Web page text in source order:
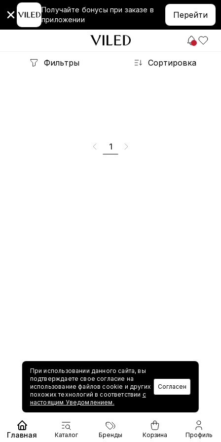
Получайте бонусы при заказе в
приложении
Перейти
Фильтры Сортировка
1
При использовании данного сайта, вы
подтверждаете свое согласие на
использование файлов cookie и других
похожих технологий в соответствии с
настоящим Уведомлением.
Согласен
Главная Каталог Бренды Корзина Профиль